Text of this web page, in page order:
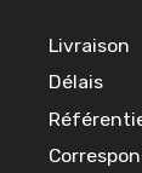
Livraison
Délais